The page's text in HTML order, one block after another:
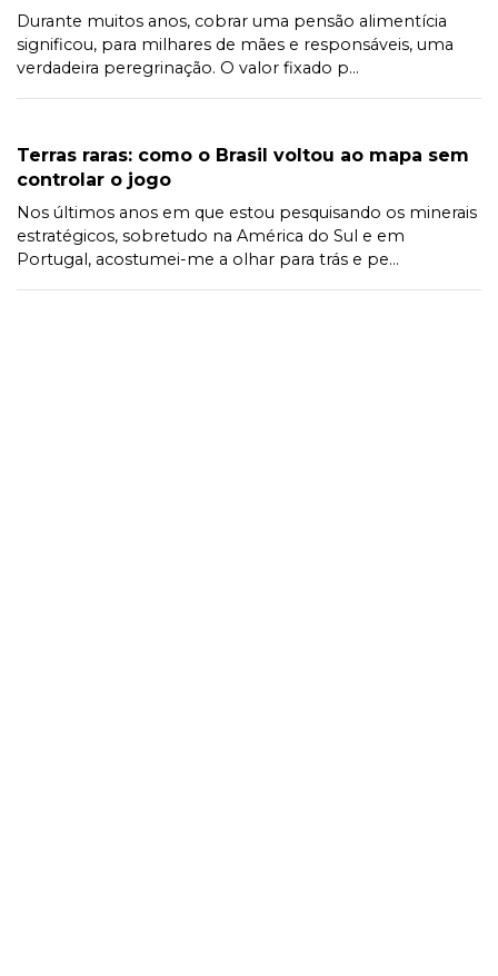
Durante muitos anos, cobrar uma pensão alimentícia
significou, para milhares de mães e responsáveis, uma
verdadeira peregrinação. O valor fixado p...
Terras raras: como o Brasil voltou ao mapa sem
controlar o jogo
Nos últimos anos em que estou pesquisando os minerais
estratégicos, sobretudo na América do Sul e em
Portugal, acostumei-me a olhar para trás e pe...